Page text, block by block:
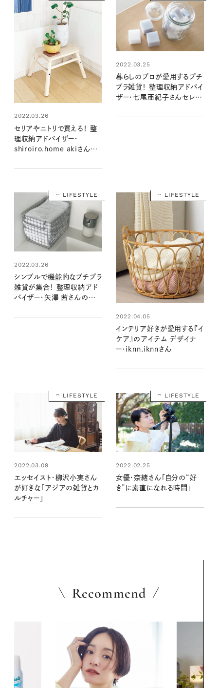
2022.03.26
セリアやニトリで買える！ 整
理収納アドバイザー・
shiroiro.home akiさん愛
2022.03.25
暮らしのプロが愛用するプチ
プラ雑貨！ 整理収納アドバイ
ザー・七尾亜紀子さんセレク
LIFESTYLE
2022.03.26
シンプルで機能的なプチプラ
雑貨が集合！ 整理収納アド
バイザー・矢澤 茜さんの愛
LIFESTYLE
2022.04.05
インテリア好きが愛用する『イ
ケア』のアイテム デザイナ
ー・iknn.iknnさん
LIFESTYLE
2022.03.09
エッセイスト・柳沢小実さん
が好きな「アジアの雑貨とカ
ルチャー」
LIFESTYLE
2022.02.25
女優・奈緒さん「自分の“好
き”に素直になれる時間」
Recommend